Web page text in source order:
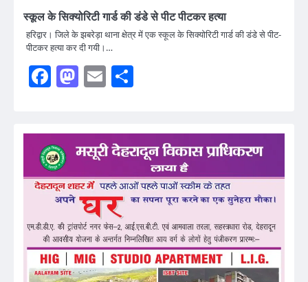
स्कूल के सिक्योरिटी गार्ड की डंडे से पीट पीटकर हत्या
हरिद्वार। जिले के झबरेड़ा थाना क्षेत्र में एक स्कूल के सिक्योरिटी गार्ड की डंडे से पीट-
पीटकर हत्या कर दी गयी।…
Facebook
Mastodon
Email